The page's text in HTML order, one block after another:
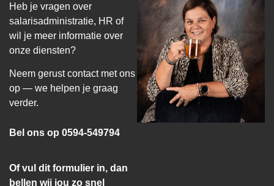
Heb je vragen over
salarisadministratie, HR of
wil je meer informatie over
onze diensten?
Neem gerust contact met ons
op — we helpen je graag
verder.
Bel ons op 0594-549794
Of vul dit formulier in, dan
bellen wij jou zo snel